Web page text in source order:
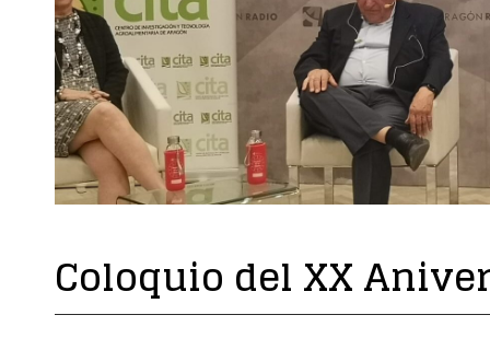
Coloquio del XX